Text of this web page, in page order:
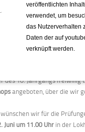
April haben sich schon 35
OHG angemeldet. Damit
2009 mit 8 Teilnehmern.
nach den Osterferien das
statt. Für die
des 10. Jahrgangs
angeboten, über die wir
wir für die
Juni um 11.00 Uhr in der
veröffentlichten
verwendet, um
das Nutzerverhalten
Daten der auf
verknüpft werden.